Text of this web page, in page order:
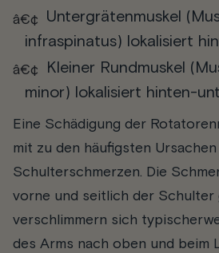
Untergrätenmuskel
infraspinatus) lokalisiert
Kleiner Rundmuskel
minor) lokalisiert hinten-
Eine Schädigung der
mit zu den häufigsten
Schulterschmerzen. Die
vorne und seitlich der Schulter
verschlimmern sich
des Arms nach oben und beim